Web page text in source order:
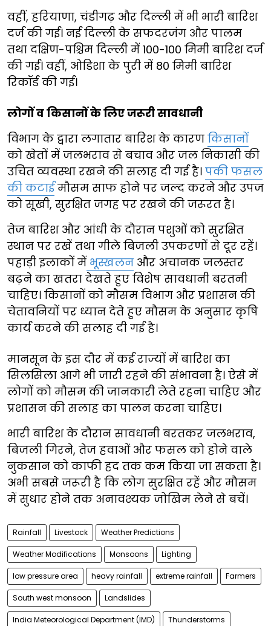
वहीं, हरियाणा, चंडीगढ़ और दिल्ली में भी भारी बारिश
दर्ज की गई। नई दिल्ली के सफदरजंग और पालम
तथा दक्षिण-पश्चिम दिल्ली में 100-100 मिमी बारिश दर्ज
की गई। वहीं, ओडिशा के पुरी में 80 मिमी बारिश
रिकॉर्ड की गई।
लोगों व किसानों के लिए जरूरी सावधानी
विभाग के द्वारा लगातार बारिश के कारण किसानों
को खेतों में जलभराव से बचाव और जल निकासी की
उचित व्यवस्था रखने की सलाह दी गई है। पकी फसल
की कटाईमौसम साफ होने पर जल्द करने और उपज
को सूखी, सुरक्षित जगह पर रखने की जरूरत है।
तेज बारिश और आंधी के दौरान पशुओं को सुरक्षित
स्थान पर रखें तथा गीले बिजली उपकरणों से दूर रहें।
पहाड़ी इलाकों में भूस्खलन और अचानक जलस्तर
बढ़ने का खतरा देखते हुए विशेष सावधानी बरतनी
चाहिए। किसानों को मौसम विभाग और प्रशासन की
चेतावनियों पर ध्यान देते हुए मौसम के अनुसार कृषि
कार्य करने की सलाह दी गई है।
मानसून के इस दौर में कई राज्यों में बारिश का
सिलसिला आगे भी जारी रहने की संभावना है। ऐसे में
लोगों को मौसम की जानकारी लेते रहना चाहिए और
प्रशासन की सलाह का पालन करना चाहिए।
भारी बारिश के दौरान सावधानी बरतकर जलभराव,
बिजली गिरने, तेज हवाओं और फसल को होने वाले
नुकसान को काफी हद तक कम किया जा सकता है।
अभी सबसे जरूरी है कि लोग सुरक्षित रहें और मौसम
में सुधार होने तक अनावश्यक जोखिम लेने से बचें।
Rainfall Livestock Weather Predictions
Weather Modifications Monsoons Lighting
low pressure area heavy rainfall extreme rainfall Farmers
South west monsoon Landslides
India Meteorological Department (IMD) Thunderstorms